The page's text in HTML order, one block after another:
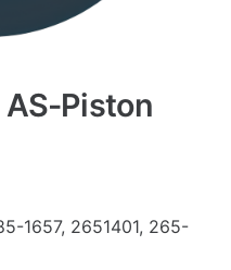
Piston
1657, 2651401, 265-